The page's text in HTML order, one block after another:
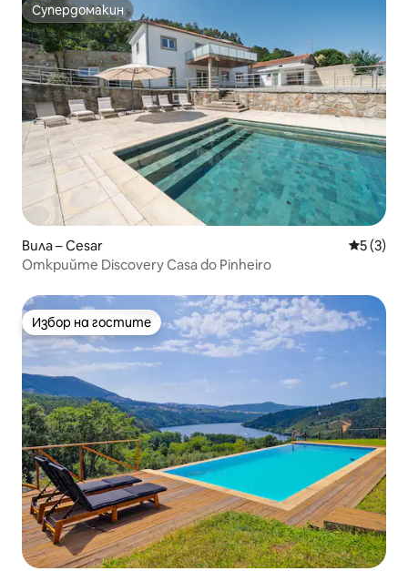
Супердомакин
Супердомакин
Вила – Cesar Средна
5 (3)
Открийте Discovery Casa do Pinheiro
Избор на гостите
Избор на гостите